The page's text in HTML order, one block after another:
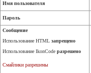
Имя пользователя
Пароль
Сообщение
Использование HTML запрещено
Использование IkonCode разрешено
Смайлики разрешены